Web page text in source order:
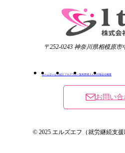
〒252-0243 神奈川県相模原市
ホーム サービス紹介プログラム一覧利用者さんの日報会社概要
お問い合
© 2025 エルズエフ（就労継続支援